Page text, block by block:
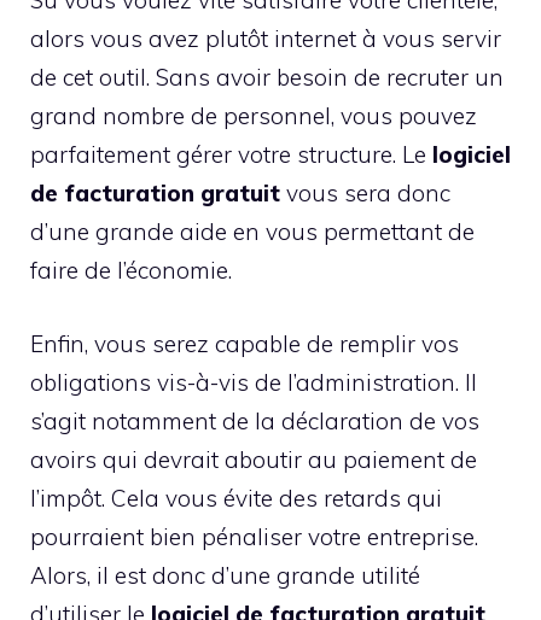
alors vous avez plutôt internet à vous servir
de cet outil. Sans avoir besoin de recruter un
grand nombre de personnel, vous pouvez
parfaitement gérer votre structure. Le logiciel
de facturation gratuit vous sera donc
d’une grande aide en vous permettant de
faire de l’économie.
Enfin, vous serez capable de remplir vos
obligations vis-à-vis de l’administration. Il
s’agit notamment de la déclaration de vos
avoirs qui devrait aboutir au paiement de
l’impôt. Cela vous évite des retards qui
pourraient bien pénaliser votre entreprise.
Alors, il est donc d’une grande utilité
d’utiliser le logiciel de facturation gratuit